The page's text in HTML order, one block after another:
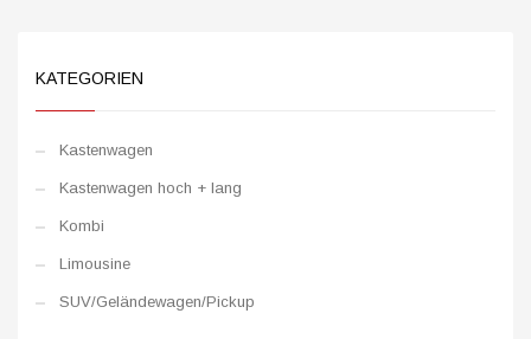
KATEGORIEN
Kastenwagen
Kastenwagen hoch + lang
Kombi
Limousine
SUV/Geländewagen/Pickup